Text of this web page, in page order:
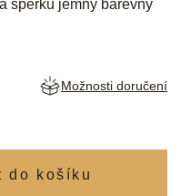
šperku jemný barevný
Možnosti doručení